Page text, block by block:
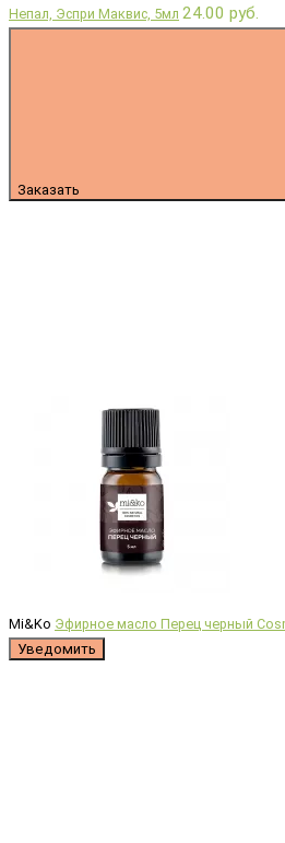
Непал, Эспри Маквис, 5мл 24.00 руб.
Заказать
Mi&Ko Эфирное масло Перец черный
Уведомить